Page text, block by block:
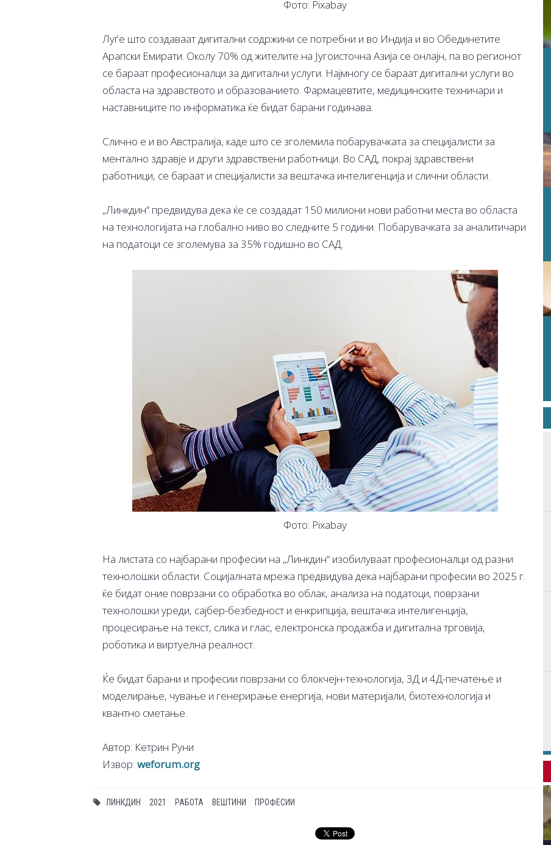
Фото: Pixabay
Луѓе што создаваат дигитални содржини се потребни и во Индија и во Обединетите
Арапски Емирати. Околу 70% од жителите на Југоисточна Азија се онлајн, па во регионот
се бараат професионалци за дигитални услуги. Најмногу се бараат дигитални услуги во
областа на здравството и образованието. Фармацевтите, медицинските техничари и
наставниците по информатика ќе бидат барани годинава.
Слично е и во Австралија, каде што се зголемила побарувачката за специјалисти за
ментално здравје и други здравствени работници. Во САД, покрај здравствени
работници, се бараат и специјалисти за вештачка интелигенција и слични области.
„Линкдин“ предвидува дека ќе се создадат 150 милиони нови работни места во областа
на технологијата на глобално ниво во следните 5 години. Побарувачката за аналитичари
на податоци се зголемува за 35% годишно во САД.
Фото: Pixabay
На листата со најбарани професии на „Линкдин“ изобилуваат професионалци од разни
технолошки области. Социјалната мрежа предвидува дека најбарани професии во 2025 г.
ќе бидат оние поврзани со обработка во облак, анализа на податоци, поврзани
технолошки уреди, сајбер-безбедност и енкрипција, вештачка интелигенција,
процесирање на текст, слика и глас, електронска продажба и дигитална трговија,
роботика и виртуелна реалност.
Ќе бидат барани и професии поврзани со блокчејн-технологија, 3Д и 4Д-печатење и
моделирање, чување и генерирање енергија, нови материјали, биотехнологија и
квантно сметање.
Автор: Кетрин Руни
Извор: weforum.org
ЛИНКДИН 2021 РАБОТА ВЕШТИНИ ПРОФЕСИИ